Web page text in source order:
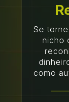
Se
nicho